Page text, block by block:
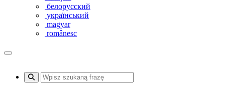
белорусский
український
magyar
românesc